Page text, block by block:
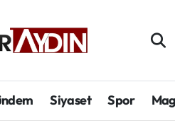
Siyaset Spor